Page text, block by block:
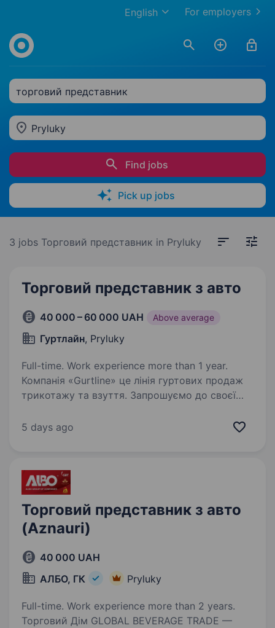
For employers
English
торговий представник
Pryluky
Find jobs
Pick up jobs
3 jobs Торговий представник in Pryluky
Торговий представник з авто
40 000 – 60 000 UAH Above average
Гуртлайн, Pryluky
Full-time. Work experience more than 1 year.
Компанія «Gurtline» це лінія гуртових продаж
трикотажу та взуття. Запрошуємо до своєї
цілеспрямованого Торгового агента. Для нас
5 days ago
Торговий представник з авто
(Aznauri)
40 000 UAH
АЛБО, ГК
Pryluky
Full-time. Work experience more than 2 years.
Торговий Дім GLOBAL BEVERAGE TRADE —